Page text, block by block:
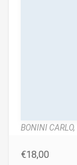
BONINI CARLO,
€18,00